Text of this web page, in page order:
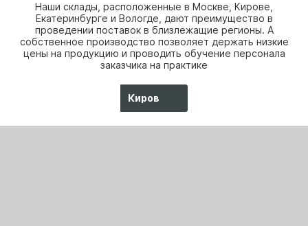
Наши склады, расположенные в Москве, Кирове,
Екатеринбурге и Вологде, дают преимущество в
проведении поставок в близлежащие регионы. А
собственное производство позволяет держать низкие
цены на продукцию и проводить обучение персонала
заказчика на практике
Киров